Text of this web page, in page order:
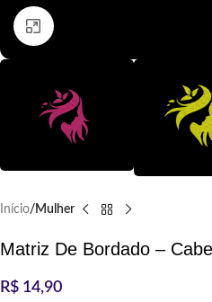
Clique para ampliar
Início Mulher
Matriz De Bordado –
R$ 14,90